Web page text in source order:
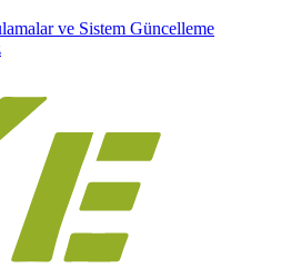
ve Sistem Güncelleme